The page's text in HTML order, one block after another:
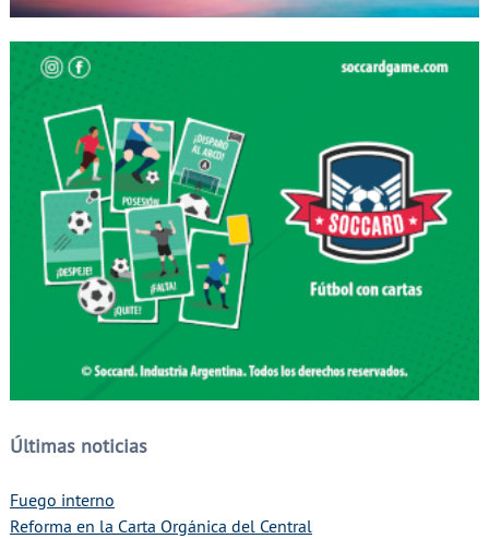
Últimas noticias
Fuego interno
Reforma en la Carta Orgánica del Central